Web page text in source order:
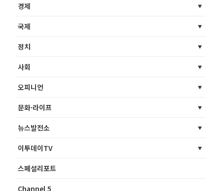
경제
국제
정치
사회
오피니언
문화·라이프
뉴스발전소
이투데이TV
스페셜리포트
Channel 5